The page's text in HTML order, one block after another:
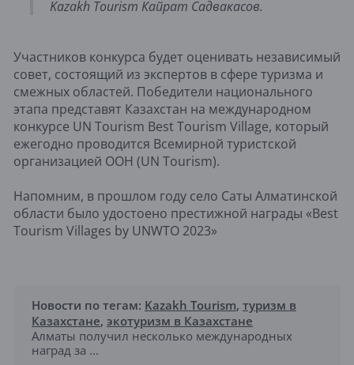
Kazakh Tourism Кайрат Садвакасов.
Участников конкурса будет оценивать независимый
совет, состоящий из экспертов в сфере туризма и
смежных областей. Победители национального
этапа представят Казахстан на международном
конкурсе UN Tourism Best Tourism Village, который
ежегодно проводится Всемирной туристской
организацией ООН (UN Tourism).
Напомним, в прошлом году село Саты Алматинской
области было удостоено престижной награды «Best
Tourism Villages by UNWTO 2023»
Новости по тегам: Kazakh Tourism, туризм в
Казахстане, экотуризм в Казахстане
Алматы получил несколько международных
наград за ...